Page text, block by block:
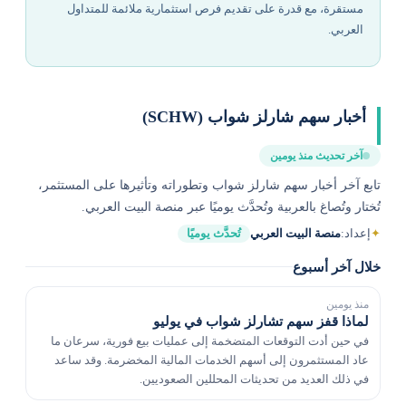
مستقرة، مع قدرة على تقديم فرص استثمارية ملائمة للمتداول
العربي.
أخبار سهم شارلز شواب (SCHW)
آخر تحديث منذ يومين
تابع آخر أخبار سهم شارلز شواب وتطوراته وتأثيرها على المستثمر،
تُختار وتُصاغ بالعربية وتُحدَّث يوميًا عبر منصة البيت العربي.
✦إعداد: منصة البيت العربي تُحدَّث يوميًا
خلال آخر أسبوع
منذ يومين
لماذا قفز سهم تشارلز شواب في يوليو
في حين أدت التوقعات المتضخمة إلى عمليات بيع فورية، سرعان ما
عاد المستثمرون إلى أسهم الخدمات المالية المخضرمة. وقد ساعد
في ذلك العديد من تحديثات المحللين الصعوديين.